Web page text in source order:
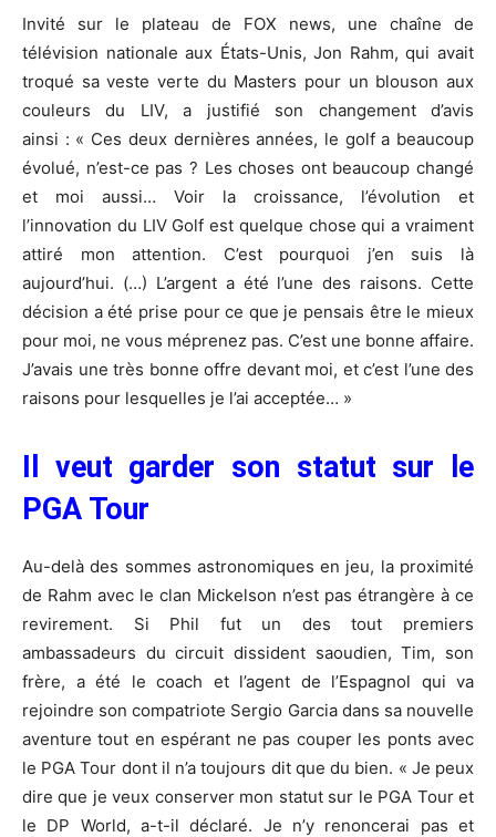
Invité sur le plateau de FOX news, une chaîne de
télévision nationale aux États-Unis, Jon Rahm, qui avait
troqué sa veste verte du Masters pour un blouson aux
couleurs du LIV, a justifié son changement d’avis
ainsi : « Ces deux dernières années, le golf a beaucoup
évolué, n’est-ce pas ? Les choses ont beaucoup changé
et moi aussi… Voir la croissance, l’évolution et
l’innovation du LIV Golf est quelque chose qui a vraiment
attiré mon attention. C’est pourquoi j’en suis là
aujourd’hui. (…) L’argent a été l’une des raisons. Cette
décision a été prise pour ce que je pensais être le mieux
pour moi, ne vous méprenez pas. C’est une bonne affaire.
J’avais une très bonne offre devant moi, et c’est l’une des
raisons pour lesquelles je l’ai acceptée… »
Il veut garder son statut sur le
PGA Tour
Au-delà des sommes astronomiques en jeu, la proximité
de Rahm avec le clan Mickelson n’est pas étrangère à ce
revirement. Si Phil fut un des tout premiers
ambassadeurs du circuit dissident saoudien, Tim, son
frère, a été le coach et l’agent de l’Espagnol qui va
rejoindre son compatriote Sergio Garcia dans sa nouvelle
aventure tout en espérant ne pas couper les ponts avec
le PGA Tour dont il n’a toujours dit que du bien. « Je peux
dire que je veux conserver mon statut sur le PGA Tour et
le DP World, a-t-il déclaré. Je n’y renoncerai pas et